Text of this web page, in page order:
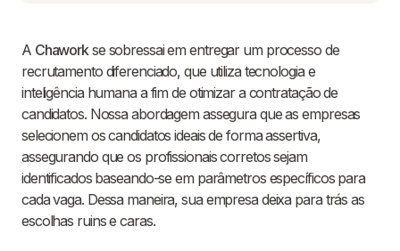
A Chaworkse sobressai em entregar um processo de
recrutamento diferenciado, que utiliza tecnologia e
inteligência humana a fim de otimizar a contratação de
candidatos. Nossa abordagem assegura que as empresas
selecionem os candidatos ideais de forma assertiva,
assegurando que os profissionais corretos sejam
identificados baseando-se em parâmetros específicos para
cada vaga. Dessa maneira, sua empresa deixa para trás as
escolhas ruins e caras.